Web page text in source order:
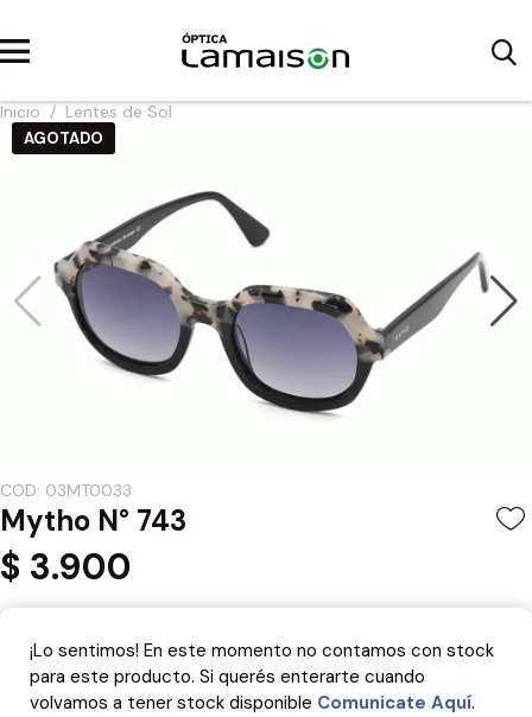
Inicio / Lentes de Sol
AGOTADO
COD: 03MT0033
Mytho N° 743
$ 3.900
¡Lo sentimos! En este momento no contamos con stock
para este producto. Si querés enterarte cuando
volvamos a tener stock disponible Comunicate Aquí­.